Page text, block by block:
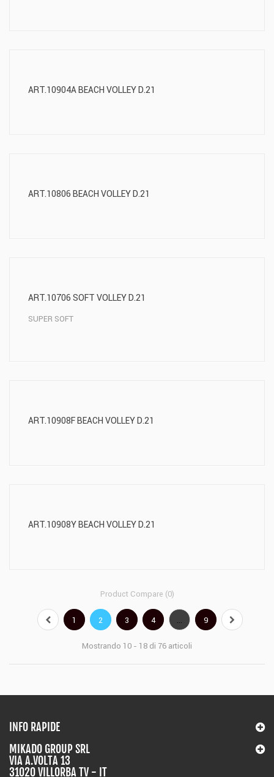
ART.10904A BEACH VOLLEY D.21
ART.10806 BEACH VOLLEY D.21
ART.10706 SOFT VOLLEY D.21
SUPER SOFT
ART.10908F BEACH VOLLEY D.21
ART.10908Y BEACH VOLLEY D.21
Product Compare (0)
1 2 3 4 ... 9
Mostrando 10 - 18 di 76 articoli
INFO RAPIDE
MIKADO GROUP SRL
VIA A.VOLTA 13
31020 VILLORBA TV - IT